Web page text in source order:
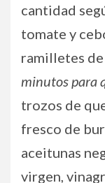
cantidad
tomate y
ramilletes
minutos para
trozos de
fresco de
aceitunas
virgen,